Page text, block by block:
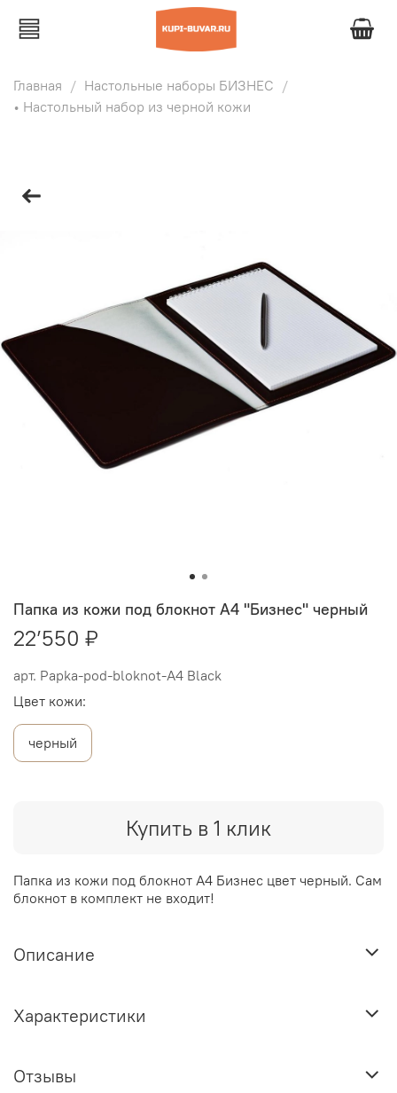
Главная
Настольные наборы БИЗНЕС
• Настольный набор из черной кожи
арт. Papka-pod-bloknot-A4 Black
Папка из кожи под блокнот А4 "Бизнес" черный
22’550 ₽
Купить в 1 клик
Цвет кожи:
черный
Папка из кожи под блокнот А4 Бизнес цвет черный. Сам
блокнот в комплект не входит!
Описание
Характеристики
Отзывы